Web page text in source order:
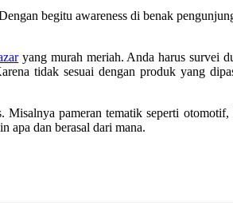
begitu awareness di benak
yang murah meriah. Anda harus survei
tidak sesuai dengan produk yang
pameran tematik seperti
apa dan berasal dari mana.